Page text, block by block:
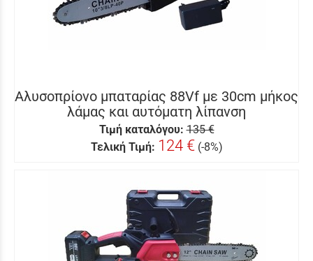
Αλυσοπρίονο μπαταρίας 88Vf με 30cm μήκος
λάμας και αυτόματη λίπανση
Τιμή καταλόγου: 135 €
Τελική Τιμή: 124 € (-8%)